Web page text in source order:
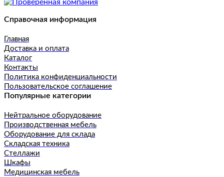
Справочная информация
Главная
Доставка и оплата
Каталог
Контакты
Политика конфиденциальности
Пользовательское соглашение
Популярные категории
Нейтральное оборудование
Производственная мебель
Оборудование для склада
Складская техника
Стеллажи
Шкафы
Медицинская мебель